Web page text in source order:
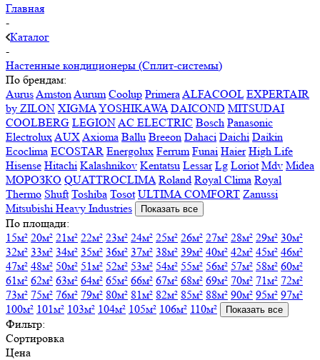
Главная
-
Каталог
-
Настенные кондиционеры (Сплит-системы)
По брендам:
AurusAmstonAurum Coolup PrimeraALFACOOL EXPERTAIR
by ZILON XIGMAYOSHIKAWA DAICOND MITSUDAI
СOOLBERG LEGIONAC ELECTRIC Bosch Panasonic
ElectroluxAUXAxioma Ballu Breeon Dahaci Daichi Daikin
Ecoclima ECOSTAR Energolux Ferrum Funai Haier High Life
Hisense Hitachi Kalashnikov Kentatsu Lessar Lg Loriot Mdv Midea
МОРОЗКО QUATTROCLIMA Roland Royal Clima Royal
Thermo Shuft Toshiba Tosot ULTIMA COMFORT Zanussi
Mitsubishi Heavy Industries
Показать все
По площади:
15м² 20м² 21м² 22м² 23м² 24м² 25м² 26м² 27м² 28м² 29м² 30м²
32м² 33м² 34м² 35м² 36м² 37м² 38м² 39м² 40м² 42м² 45м² 46м²
47м² 48м² 50м² 51м² 52м² 53м² 54м² 55м² 56м² 57м² 58м² 60м²
61м² 62м² 63м² 64м² 65м² 66м² 67м² 68м² 69м² 70м² 71м² 72м²
73м² 75м² 76м² 79м² 80м² 81м² 82м² 85м² 88м² 90м² 95м² 97м²
100м² 101м² 103м² 104м² 105м² 106м² 110м² Показать все
Фильтр:
Сортировка
Цена